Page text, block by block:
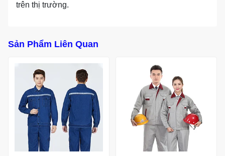
trên thị trường.
Sản Phẩm Liên Quan